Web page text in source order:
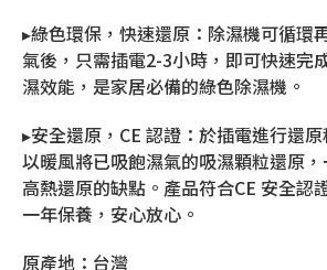
▸綠色環保，快速還原：除濕機可循環
氣後，只需插電2-3小時，即可快速完
濕效能，是家居必備的綠色除濕機。
▸安全還原，CE 認證：於插電進行還
以暖風將已吸飽濕氣的吸濕顆粒還原
高熱還原的缺點。產品符合CE 安全認
一年保養，安心放心。
原產地：台灣